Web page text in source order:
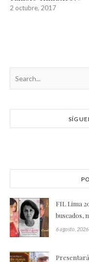
2 octubre, 2017
FIL Lima
buscados,
6 agosto, 2026